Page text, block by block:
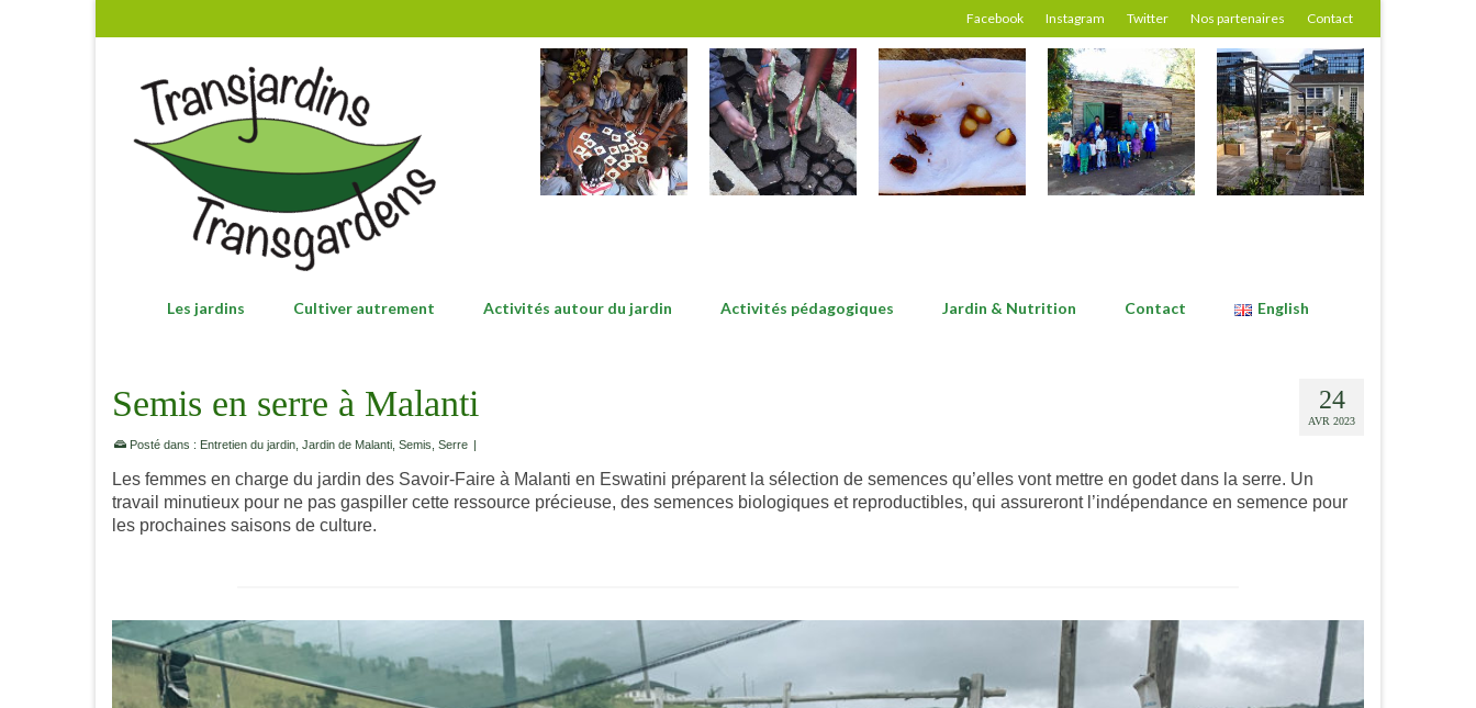
Facebook Instagram Twitter Nos partenaires Contact
Les jardins Cultiver autrement Activités autour du jardin Activités pédagogiques Jardin & Nutrition Contact English
24
AVR 2023
Semis en serre à Malanti
Posté dans : Entretien du jardin Jardin de Malanti Semis Serre |
Les femmes en charge du jardin des Savoir-Faire à Malanti en Eswatini préparent la sélection de semences qu’elles vont mettre en godet dans la serre. Un
travail minutieux pour ne pas gaspiller cette ressource précieuse, des semences biologiques et reproductibles, qui assureront l’indépendance en semence pour
les prochaines saisons de culture.